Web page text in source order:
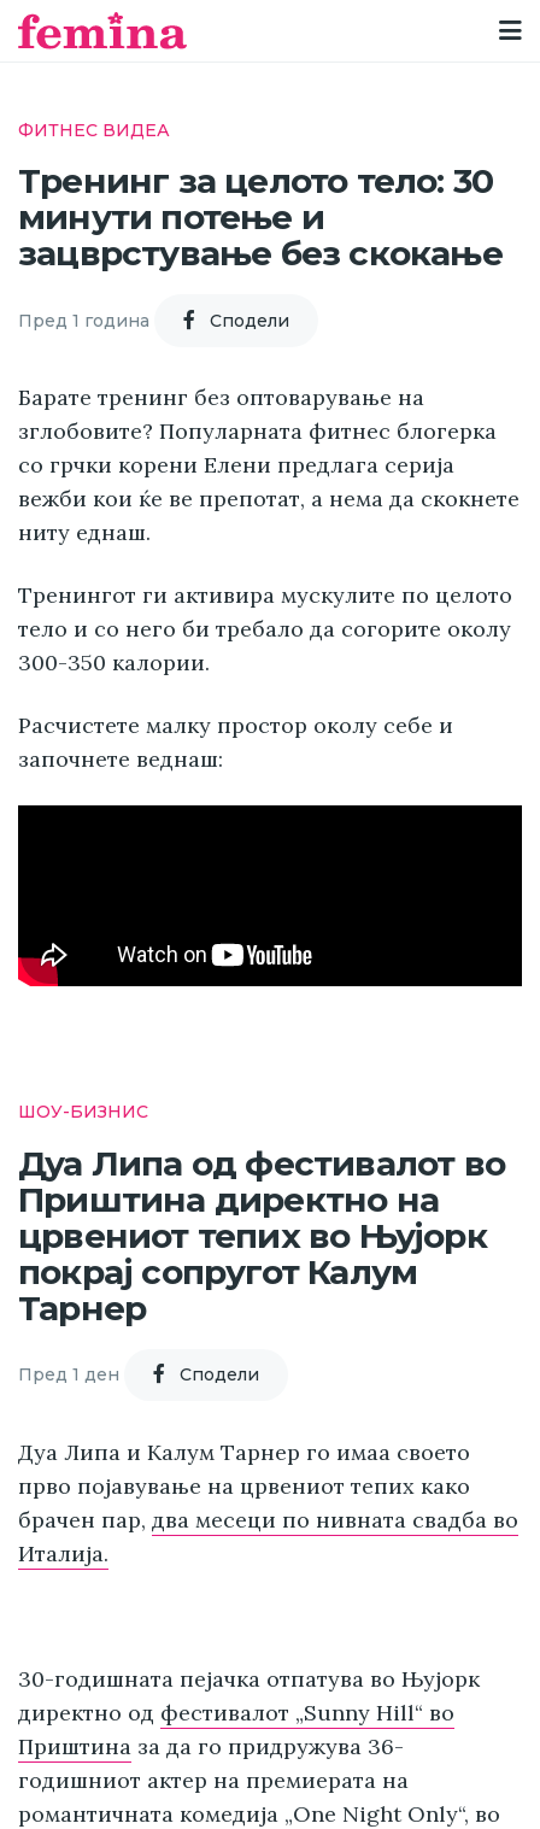
ФИТНЕС ВИДЕА
Тренинг за целото тело: 30
минути потење и
зацврстување без скокање
Пред 1 година Cподели
Барате тренинг без оптоварување на
зглобовите? Популарната фитнес блогерка
со грчки корени Елени предлага серија
вежби кои ќе ве препотат, а нема да скокнете
ниту еднаш.
Тренингот ги активира мускулите по целото
тело и со него би требало да согорите околу
300-350 калории.
Расчистете малку простор околу себе и
започнете веднаш:
ШОУ-БИЗНИС
Дуа Липа од фестивалот во
Приштина директно на
црвениот тепих во Њујорк
покрај сопругот Калум
Тарнер
Пред 1 ден Cподели
Дуа Липа и Калум Тарнер го имаа своето
прво појавување на црвениот тепих како
брачен пар, два месеци по нивната свадба во
Италија.
30-годишната пејачка отпатува во Њујорк
директно од фестивалот „Sunny Hill“ во
Приштина за да го придружува 36-
годишниот актер на премиерата на
романтичната комедија „One Night Only“, во